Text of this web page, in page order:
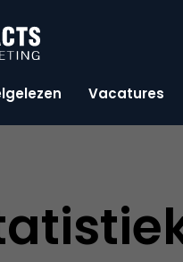
Vacatures